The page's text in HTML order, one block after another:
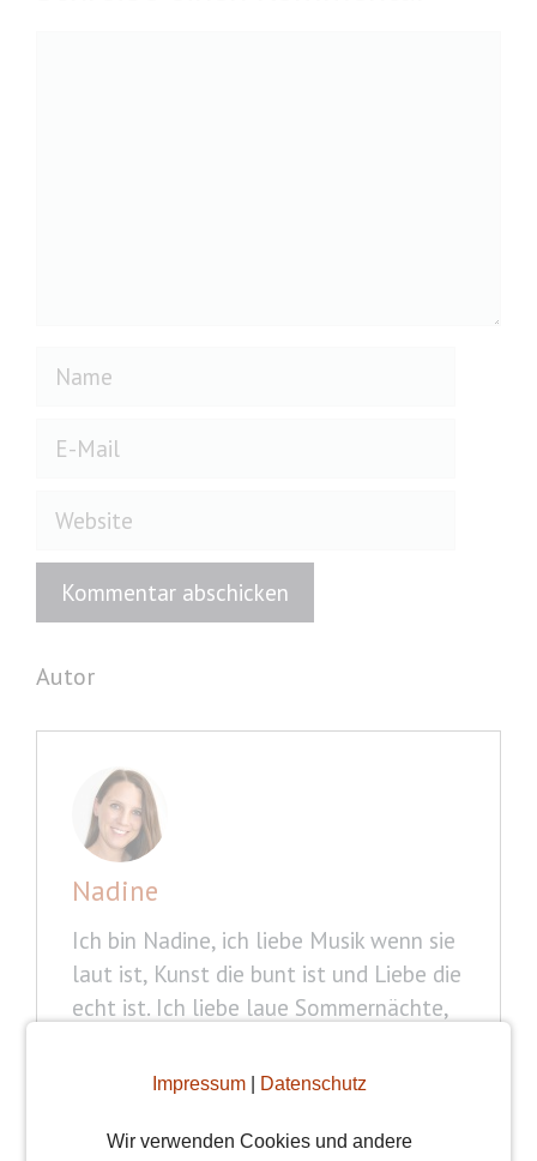
Impressum| Datenschutz
Wir verwenden Cookies und andere
Name
Website
Autor
Nadine
Ich bin Nadine, ich liebe Musik wenn sie
laut ist, Kunst die bunt ist und Liebe die
echt ist. Ich liebe laue Sommernächte,
und schätze wahre Freundschaften. Und
Themen Freundschaften,